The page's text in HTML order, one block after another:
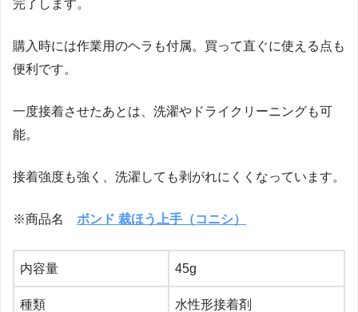
完了します。
購入時には作業用のヘラも付属。買って直ぐに使える点も
便利です。
一度接着させたあとは、洗濯やドライクリーニングも可
能。
接着強度も強く、洗濯しても剥がれにくくなっています。
※商品名 ボンド 裁ほう上手（コニシ）
内容量 45g
種類 水性形接着剤